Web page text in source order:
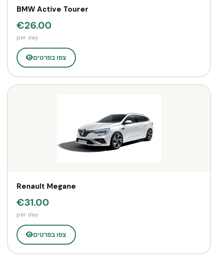
BMW Active Tourer
€26.00
per day
צפו בפרטים
Renault Megane
€31.00
per day
צפו בפרטים